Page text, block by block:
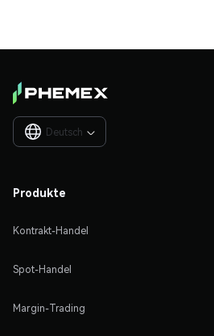
Deutsch 
Produkte
Kontrakt-Handel
Spot-Handel
Margin-Trading